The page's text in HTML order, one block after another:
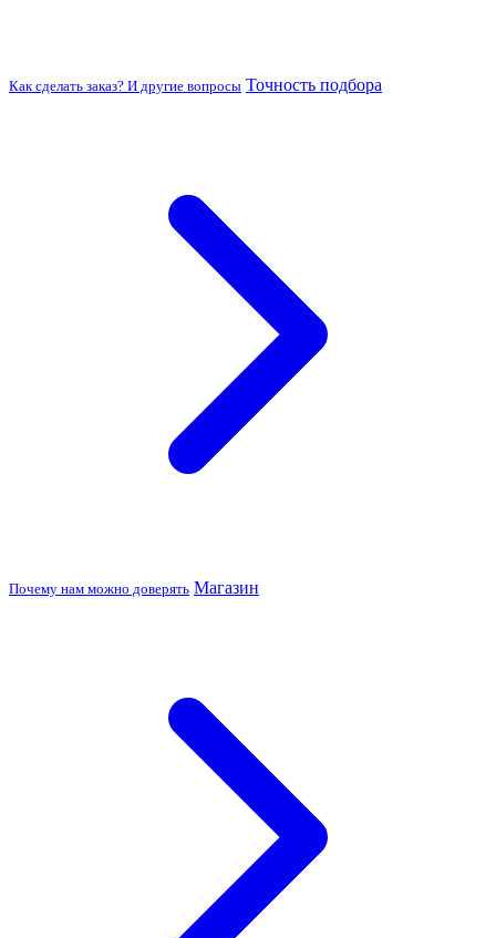
Как сделать заказ? И другие вопросы Точность подбора
Почему нам можно доверять Магазин